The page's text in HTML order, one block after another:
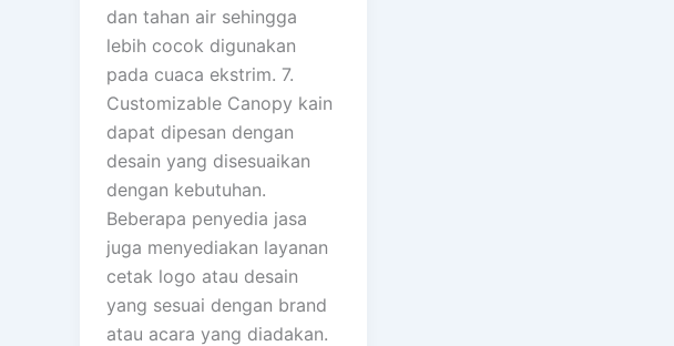
dan tahan air sehingga
lebih cocok digunakan
pada cuaca ekstrim. 7.
Customizable Canopy kain
dapat dipesan dengan
desain yang disesuaikan
dengan kebutuhan.
Beberapa penyedia jasa
juga menyediakan layanan
cetak logo atau desain
yang sesuai dengan brand
atau acara yang diadakan.